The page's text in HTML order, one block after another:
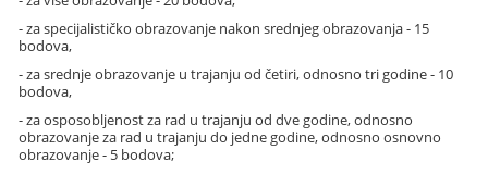
- za specijalističko obrazovanje nakon srednjeg obrazovanja - 15
bodova,
- za srednje obrazovanje u trajanju od četiri, odnosno tri godine - 10
bodova,
- za osposobljenost za rad u trajanju od dve godine, odnosno
obrazovanje za rad u trajanju do jedne godine, odnosno osnovno
obrazovanje - 5 bodova;